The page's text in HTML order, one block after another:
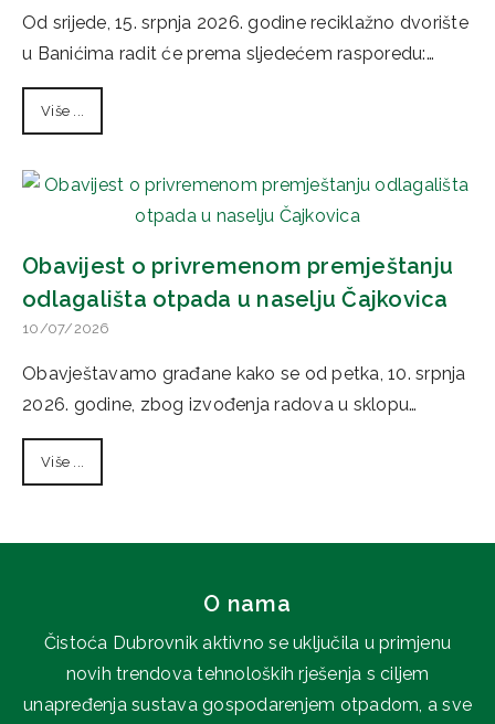
Od srijede, 15. srpnja 2026. godine reciklažno dvorište
u Banićima radit će prema sljedećem rasporedu:…
Više ...
Obavijest o privremenom premještanju
odlagališta otpada u naselju Čajkovica
10/07/2026
Obavještavamo građane kako se od petka, 10. srpnja
2026. godine, zbog izvođenja radova u sklopu…
Više ...
O nama
Čistoća Dubrovnik aktivno se uključila u primjenu
novih trendova tehnoloških rješenja s ciljem
unapređenja sustava gospodarenjem otpadom, a sve